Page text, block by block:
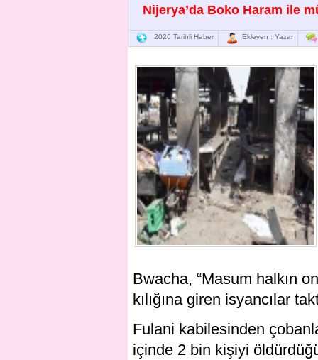
Nijerya’da Boko Haram ile
2026 Tarihli Haber Ekleyen : Yazar
Bwacha, “Masum halkın
kılığına giren isyancılar
Fulani kabilesinden
içinde 2 bin kişiyi